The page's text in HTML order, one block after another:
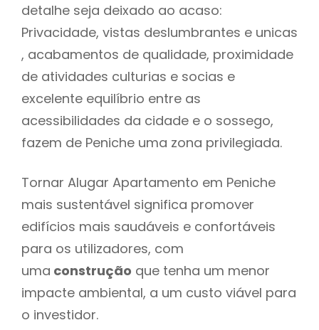
detalhe seja deixado ao acaso:
Privacidade, vistas deslumbrantes e unicas
, acabamentos de qualidade, proximidade
de atividades culturias e socias e
excelente equilíbrio entre as
acessibilidades da cidade e o sossego,
fazem de Peniche uma zona privilegiada.
Tornar Alugar Apartamento em Peniche
mais sustentável significa promover
edifícios mais saudáveis e confortáveis
para os utilizadores, com
uma construção que tenha um menor
impacte ambiental, a um custo viável para
o investidor.